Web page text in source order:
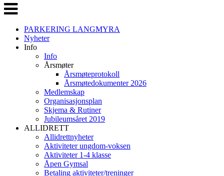
Veksle
navigasjon
PARKERING LANGMYRA
Nyheter
Info
Info
Årsmøter
Årsmøteprotokoll
Årsmøtedokumenter 2026
Medlemskap
Organisasjonsplan
Skjema & Rutiner
Jubileumsåret 2019
ALLIDRETT
Allidrettnyheter
Aktiviteter ungdom-voksen
Aktiviteter 1-4 klasse
Åpen Gymsal
Betaling aktiviteter/treninger